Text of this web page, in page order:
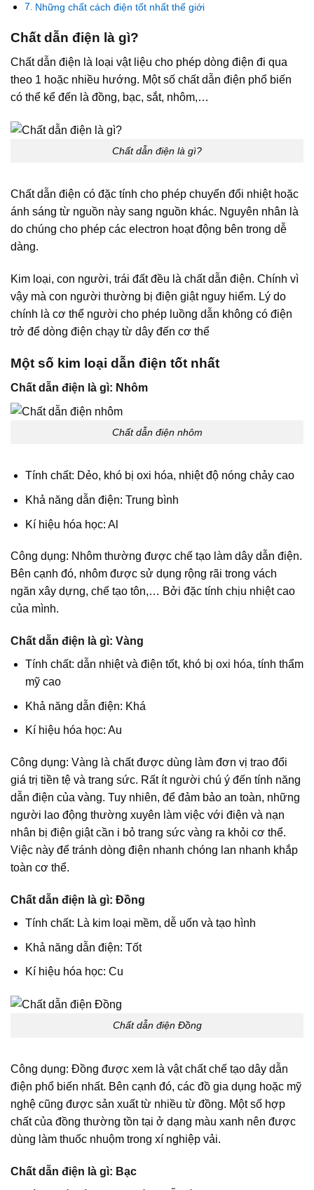
Những chất cách điện tốt nhất thế giới
Chất dẫn điện là gì?
Chất dẫn điện là loại vật liệu cho phép dòng điện đi qua
theo 1 hoặc nhiều hướng. Một số chất dẫn điện phổ biến
có thể kể đến là đồng, bạc, sắt, nhôm,…
Chất dẫn điện là gì?
Chất dẫn điện có đặc tính cho phép chuyển đổi nhiệt hoặc
ánh sáng từ nguồn này sang nguồn khác. Nguyên nhân là
do chúng cho phép các electron hoạt động bên trong dễ
dàng.
Kim loại, con người, trái đất đều là chất dẫn điện. Chính vì
vậy mà con người thường bị điện giật nguy hiểm. Lý do
chính là cơ thể người cho phép luồng dẫn không có điện
trở để dòng điện chạy từ dây đến cơ thể
Một số kim loại dẫn điện tốt nhất
Chất dẫn điện là gì: Nhôm
Chất dẫn điện nhôm
Tính chất: Dẻo, khó bị oxi hóa, nhiệt độ nóng chảy cao
Khả năng dẫn điện: Trung bình
Kí hiệu hóa học: Al
Công dụng: Nhôm thường được chế tạo làm dây dẫn điện.
Bên cạnh đó, nhôm được sử dụng rộng rãi trong vách
ngăn xây dựng, chế tạo tôn,… Bởi đặc tính chịu nhiệt cao
của mình.
Chất dẫn điện là gì: Vàng
Tính chất: dẫn nhiệt và điện tốt, khó bị oxi hóa, tính thẩm
mỹ cao
Khả năng dẫn điện: Khá
Kí hiệu hóa học: Au
Công dụng: Vàng là chất được dùng làm đơn vị trao đổi
giá trị tiền tệ và trang sức. Rất ít người chú ý đến tính năng
dẫn điện của vàng. Tuy nhiên, để đảm bảo an toàn, những
người lao động thường xuyên làm việc với điện và nạn
nhân bị điện giật cần i bỏ trang sức vàng ra khỏi cơ thể.
Việc này để tránh dòng điện nhanh chóng lan nhanh khắp
toàn cơ thể.
Chất dẫn điện là gì: Đồng
Tính chất: Là kim loại mềm, dễ uốn và tạo hình
Khả năng dẫn điện: Tốt
Kí hiệu hóa học: Cu
Chất dẫn điện Đồng
Công dụng: Đồng được xem là vật chất chế tạo dây dẫn
điện phổ biến nhất. Bên cạnh đó, các đồ gia dụng hoặc mỹ
nghệ cũng được sản xuất từ nhiều từ đồng. Một số hợp
chất của đồng thường tồn tại ở dạng màu xanh nên được
dùng làm thuốc nhuộm trong xí nghiệp vải.
Chất dẫn điện là gì: Bạc